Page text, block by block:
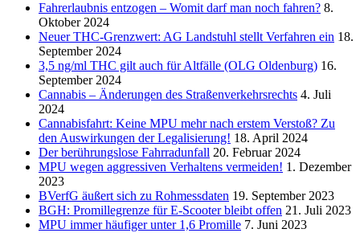
Fahrerlaubnis entzogen – Womit darf man noch fahren? 8.
Oktober 2024
Neuer THC-Grenzwert: AG Landstuhl stellt Verfahren ein 18.
September 2024
3,5 ng/ml THC gilt auch für Altfälle (OLG Oldenburg) 16.
September 2024
Cannabis – Änderungen des Straßenverkehrsrechts 4. Juli
2024
Cannabisfahrt: Keine MPU mehr nach erstem Verstoß? Zu
den Auswirkungen der Legalisierung! 18. April 2024
Der berührungslose Fahrradunfall 20. Februar 2024
MPU wegen aggressiven Verhaltens vermeiden! 1. Dezember
2023
BVerfG äußert sich zu Rohmessdaten 19. September 2023
BGH: Promillegrenze für E-Scooter bleibt offen 21. Juli 2023
MPU immer häufiger unter 1,6 Promille 7. Juni 2023